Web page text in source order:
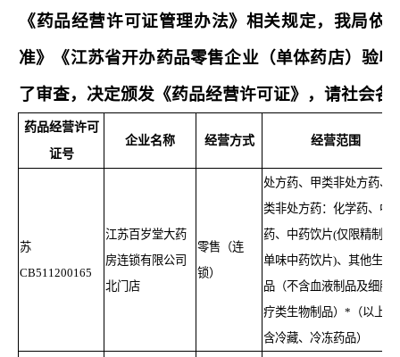
《药品经营许可证管理办法》相关规定，我局
准》《江苏省开办药品零售企业（单体药店）验
了审查，决定颁发《药品经营许可证》，请社会各
药品经营许可
证号
企业名称 经营方式 经营范围
苏
CB511200165
江苏百岁堂大药
房连锁有限公司
北门店
零售（连
锁）
处方药、甲类非处方药、
类非处方药：化学药、中
药、中药饮片(仅限精制包
单味中药饮片)、其他生物
品（不含血液制品及细胞
疗类生物制品）*（以上不
含冷藏、冷冻药品）